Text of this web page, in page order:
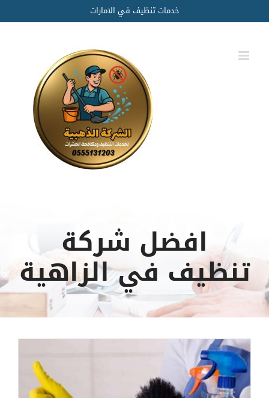
to
content
خدمات تنظيف في الامارات
افضل شركة
تنظيف في الزاهية